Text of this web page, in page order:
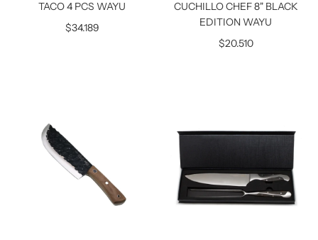
TACO 4 PCS WAYU
$34.189
CUCHILLO CHEF 8" BLACK
EDITION WAYU
$20.510